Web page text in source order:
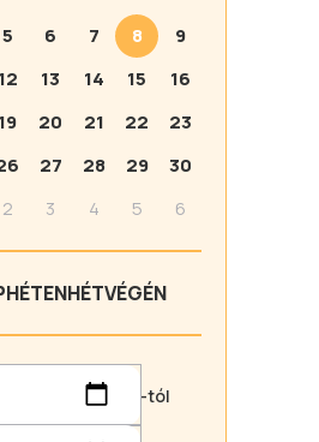
5 6 7 8
9
12 13 14 15
16
19 20 21 22
23
27 28 29
30
2 3 4 5 6
HÉTENHÉTVÉGÉN
-tól